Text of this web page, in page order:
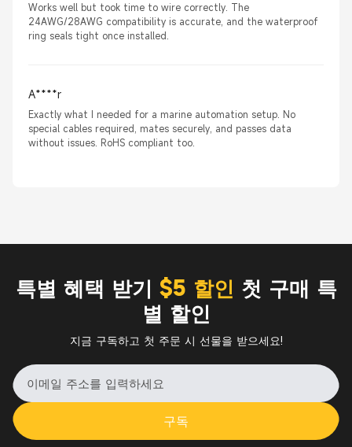
Works well but took time to wire correctly. The
24AWG/28AWG compatibility is accurate, and the waterproof
ring seals tight once installed.
A****r
Exactly what I needed for a marine automation setup. No
special cables required, mates securely, and passes data
without issues. RoHS compliant too.
특별 혜택 받기 $5 할인 첫 구매 특
별 할인
지금 구독하고 첫 주문 시 선물을 받으세요!
구독